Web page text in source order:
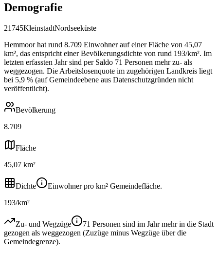
Demografie
21745KleinstadtNordseeküste
Hemmoor hat rund 8.709 Einwohner auf einer Fläche von 45,07
km², das entspricht einer Bevölkerungsdichte von rund 193/km². Im
letzten erfassten Jahr sind per Saldo 71 Personen mehr zu- als
weggezogen. Die Arbeitslosenquote im zugehörigen Landkreis liegt
bei 5,9 % (auf Gemeindeebene aus Datenschutzgründen nicht
veröffentlicht).
Bevölkerung
8.709
Fläche
45,07 km²
Dichte
Einwohner pro km² Gemeindefläche.
193/km²
Zu- und Wegzüge
71 Personen sind im Jahr mehr in die Stadt
gezogen als weggezogen (Zuzüge minus Wegzüge über die
Gemeindegrenze).